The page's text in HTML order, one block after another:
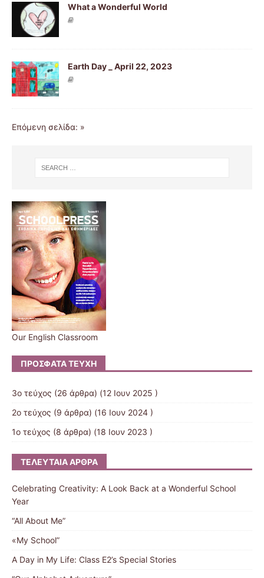
What a Wonderful World
Earth Day _ April 22, 2023
Επόμενη σελίδα: »
Our English Classroom
ΠΡΌΣΦΑΤΑ ΤΕΎΧΗ
3ο τεύχος (26 άρθρα) (12 Ιουν 2025 )
2ο τεύχος (9 άρθρα) (16 Ιουν 2024 )
1ο τεύχος (8 άρθρα) (18 Ιουν 2023 )
ΤΕΛΕΥΤΑΊΑ ΆΡΘΡΑ
Celebrating Creativity: A Look Back at a Wonderful School
Year
“All About Me”
«My School”
A Day in My Life: Class E2’s Special Stories